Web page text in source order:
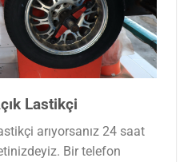
Lastikçi
arıyorsanız 24 saat
Bir telefon